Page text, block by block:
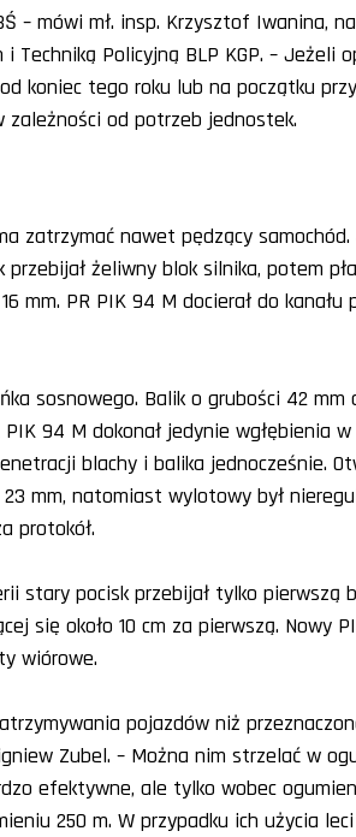
– mówi mł. insp. Krzysztof Iwanina,
i Techniką Policyjną BLP KGP. – Jeżeli
koniec tego roku lub na początku
zależności od potrzeb jednostek.
zatrzymać nawet pędzący
żeliwny blok silnika, potem
mm. PR PIK 94 M docierał do kanału
sosnowego. Balik o grubości 42 mm
94 M dokonał jedynie wgłębienia w
blachy i balika jednocześnie.
mm, natomiast wylotowy był
protokół.
stary pocisk przebijał tylko pierwszą
się około 10 cm za pierwszą. Nowy
wiórowe.
pojazdów niż
Zubel. – Można nim strzelać w
efektywne, ale tylko wobec
250 m. W przypadku ich użycia